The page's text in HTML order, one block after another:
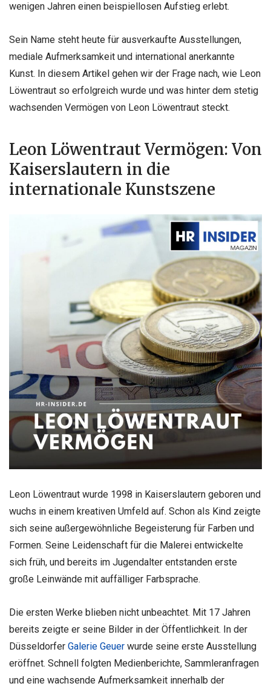
wenigen Jahren einen beispiellosen Aufstieg erlebt.
Sein Name steht heute für ausverkaufte Ausstellungen,
mediale Aufmerksamkeit und international anerkannte
Kunst. In diesem Artikel gehen wir der Frage nach, wie Leon
Löwentraut so erfolgreich wurde und was hinter dem stetig
wachsenden Vermögen von Leon Löwentraut steckt.
Leon Löwentraut Vermögen: Von
Kaiserslautern in die
internationale Kunstszene
Leon Löwentraut wurde 1998 in Kaiserslautern geboren und
wuchs in einem kreativen Umfeld auf. Schon als Kind zeigte
sich seine außergewöhnliche Begeisterung für Farben und
Formen. Seine Leidenschaft für die Malerei entwickelte
sich früh, und bereits im Jugendalter entstanden erste
große Leinwände mit auffälliger Farbsprache.
Die ersten Werke blieben nicht unbeachtet. Mit 17 Jahren
bereits zeigte er seine Bilder in der Öffentlichkeit. In der
Düsseldorfer Galerie Geuer wurde seine erste Ausstellung
eröffnet. Schnell folgten Medienberichte, Sammleranfragen
und eine wachsende Aufmerksamkeit innerhalb der